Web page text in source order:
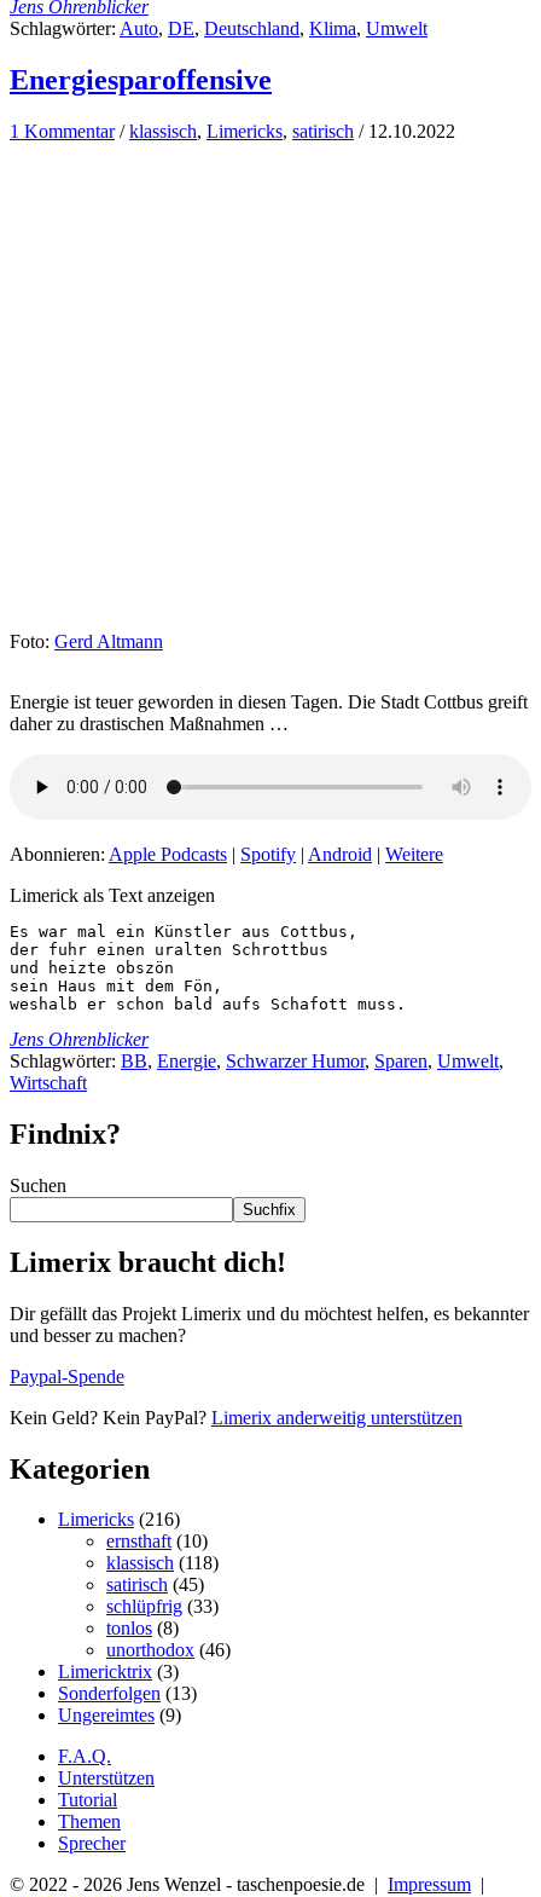
Jens Ohrenblicker
Schlagwörter: Auto, DE, Deutschland, Klima, Umwelt
Energiesparoffensive
1 Kommentar /klassisch, Limericks, satirisch / 12.10.2022
Foto: Gerd Altmann
Energie ist teuer geworden in diesen Tagen. Die Stadt Cottbus greift
daher zu drastischen Maßnahmen …
Abonnieren: Apple Podcasts | Spotify | Android | Weitere
Limerick als Text anzeigen
Es war mal ein Künstler aus Cottbus,
der fuhr einen uralten Schrottbus
und heizte obszön
sein Haus mit dem Fön,
weshalb er schon bald aufs Schafott muss.
Jens Ohrenblicker
Schlagwörter: BB, Energie, Schwarzer Humor, Sparen, Umwelt,
Wirtschaft
Findnix?
Suchen
Suchfix
Limerix braucht dich!
Dir gefällt das Projekt Limerix und du möchtest helfen, es bekannter
und besser zu machen?
Paypal-Spende
Kein Geld? Kein PayPal? Limerix anderweitig unterstützen
Kategorien
Limericks (216)
ernsthaft(10)
klassisch (118)
satirisch (45)
schlüpfrig (33)
tonlos (8)
unorthodox (46)
Limericktrix (3)
Sonderfolgen (13)
Ungereimtes (9)
F.A.Q.
Unterstützen
Tutorial
Themen
Sprecher
© 2022 - 2026 Jens Wenzel - taschenpoesie.de | Impressum |